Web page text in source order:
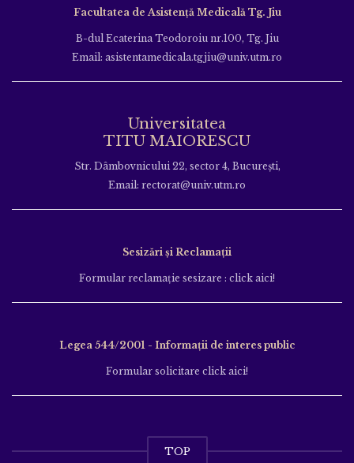
Facultatea de Asistență Medicală Tg. Jiu
B-dul Ecaterina Teodoroiu nr.100, Tg. Jiu
Email: asistentamedicala.tgjiu@univ.utm.ro
Universitatea
TITU MAIORESCU
Str. Dâmbovnicului 22, sector 4, București,
Email: rectorat@univ.utm.ro
Sesizări și Reclamații
Formular reclamație sesizare : click aici!
Legea 544/2001 - Informații de interes public
Formular solicitare click aici!
TOP